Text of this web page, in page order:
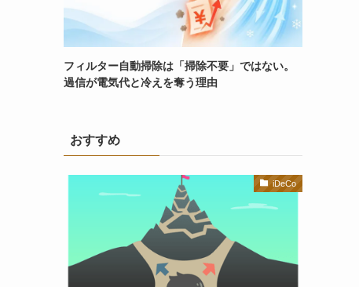
フィルター自動掃除は「掃除不要」ではない。
過信が電気代と冷えを奪う理由
おすすめ
iDeCo